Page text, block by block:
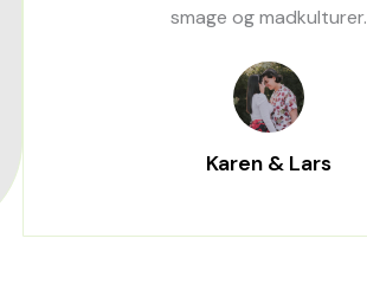
smage og madkulturer.
Karen & Lars